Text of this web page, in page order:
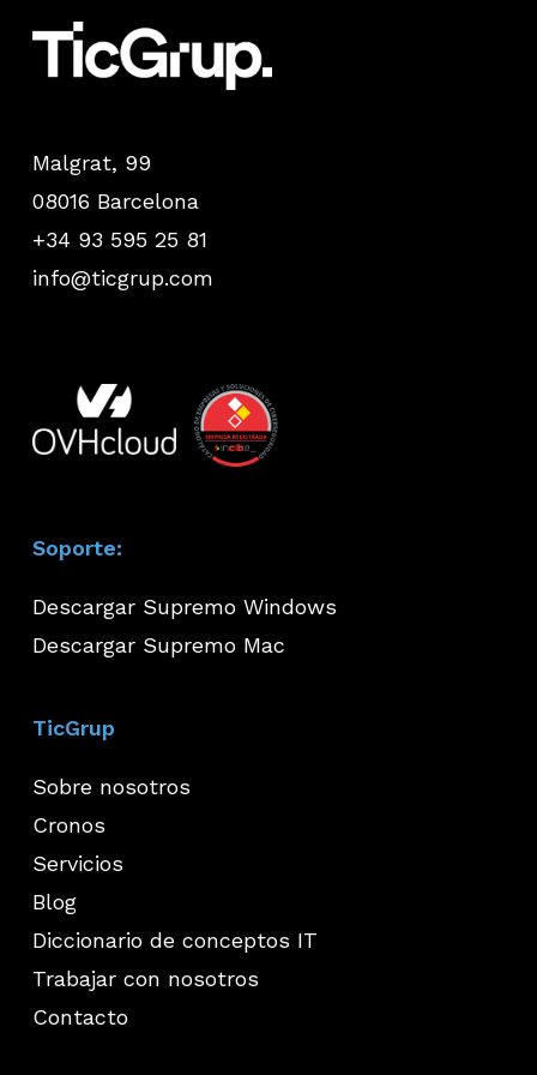
Malgrat, 99
08016 Barcelona
+34 93 595 25 81
info@ticgrup.com
Soporte:
Descargar Supremo Windows
Descargar Supremo Mac
TicGrup
Sobre nosotros
Cronos
Servicios
Blog
Diccionario de conceptos IT
Trabajar con nosotros
Contacto